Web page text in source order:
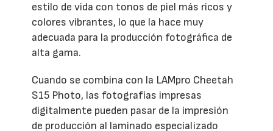
estilo de vida con tonos de piel más ricos y
colores vibrantes, lo que la hace muy
adecuada para la producción fotográfica de
alta gama.
Cuando se combina con la LAMpro Cheetah
S15 Photo, las fotografías impresas
digitalmente pueden pasar de la impresión
de producción al laminado especializado